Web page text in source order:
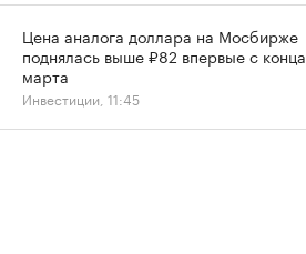
Цена аналога доллара на Мосбирже
поднялась выше ₽82 впервые с конца
марта
Инвестиции, 11:45